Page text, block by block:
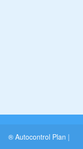
® Autocontrol Plan |